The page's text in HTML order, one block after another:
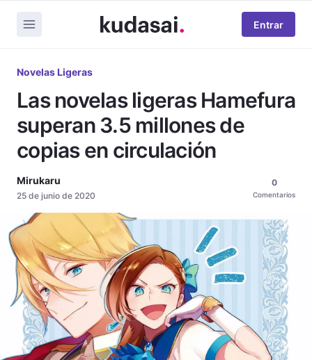
Entrar
Novelas Ligeras
Las novelas ligeras Hamefura
superan 3.5 millones de
copias en circulación
Mirukaru
25 de junio de 2020
0
Comentarios